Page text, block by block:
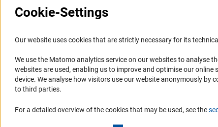
Представительство
Представительство DFG в России/СНГ
История Представительства 2003 - 2022
Профиль DFG
Cookie-Settings
Our website uses cookies that are strictly necessary for its
We use the Matomo analytics service on our websites to analyse
websites are used, enabling us to improve and optimise our
device. We analyse how visitors use our website anonymously by
to third parties.
For a detailed overview of the cookies that may be used, see the